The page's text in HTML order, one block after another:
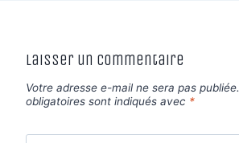
Laisser un commentaire
Votre adresse e-mail ne sera pas publiée.
obligatoires sont indiqués avec *